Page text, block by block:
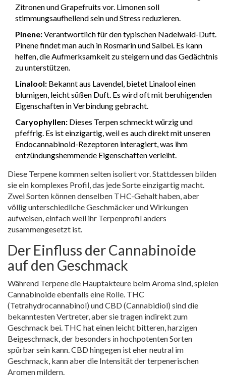
Zitronen und Grapefruits vor. Limonen soll
stimmungsaufhellend sein und Stress reduzieren.
Pinene:Verantwortlich für den typischen Nadelwald-Duft.
Pinene findet man auch in Rosmarin und Salbei. Es kann
helfen, die Aufmerksamkeit zu steigern und das Gedächtnis
zu unterstützen.
Linalool: Bekannt aus Lavendel, bietet Linalool einen
blumigen, leicht süßen Duft. Es wird oft mit beruhigenden
Eigenschaften in Verbindung gebracht.
Caryophyllen: Dieses Terpen schmeckt würzig und
pfeffrig. Es ist einzigartig, weil es auch direkt mit unseren
Endocannabinoid-Rezeptoren interagiert, was ihm
entzündungshemmende Eigenschaften verleiht.
Diese Terpene kommen selten isoliert vor. Stattdessen bilden
sie ein komplexes Profil, das jede Sorte einzigartig macht.
Zwei Sorten können denselben THC-Gehalt haben, aber
völlig unterschiedliche Geschmäcker und Wirkungen
aufweisen, einfach weil ihr Terpenprofil anders
zusammengesetzt ist.
Der Einfluss der Cannabinoide
auf den Geschmack
Während Terpene die Hauptakteure beim Aroma sind, spielen
Cannabinoide ebenfalls eine Rolle. THC
(Tetrahydrocannabinol) undCBD(Cannabidiol) sind die
bekanntesten Vertreter, aber sie tragen indirekt zum
Geschmack bei. THC hat einen leicht bitteren, harzigen
Beigeschmack, der besonders in hochpotenten Sorten
spürbar sein kann. CBD hingegen ist eher neutral im
Geschmack, kann aber die Intensität der terpenerischen
Aromen mildern.